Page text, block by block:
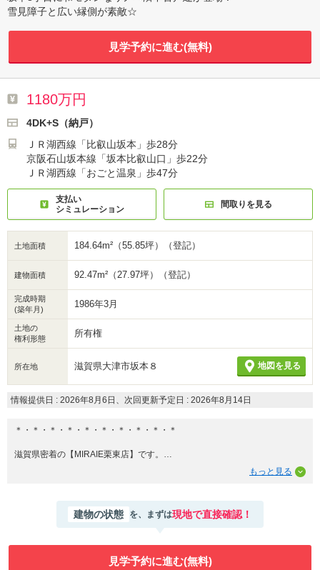
雪見障子と広い縁側が素敵☆
見学予約に進む(無料)
1180万円
4DK+S（納戸）
ＪＲ湖西線「比叡山坂本」歩28分
京阪石山坂本線「坂本比叡山口」歩22分
ＪＲ湖西線「おごと温泉」歩47分
支払い
シミュレーション
間取りを見る
土地面積 184.64m²（55.85坪）（登記）
建物面積 92.47m²（27.97坪）（登記）
完成時期
(築年月)
1986年3月
土地の
権利形態
所有権
所在地 滋賀県大津市坂本８ 地図を見る
情報提供日 : 2026年8月6日、次回更新予定日 : 2026年8月14日
＊・＊・＊・＊・＊・＊・＊・＊・＊・＊
滋賀県密着の【MIRAIE栗東店】です。
《この物件の魅力ポイント》
◎屋根裏収納があり収納バッチリ
建物の状態 を、まずは現地で直接確認！
見学予約に進む(無料)